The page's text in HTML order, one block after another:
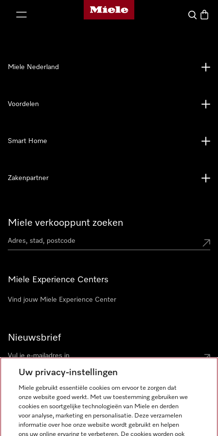
Homepage van Miele
Wat zoek
Miele verkooppunt zoeken
Miele Experience Centers
Vind jouw Miele Experience Center
Nieuwsbrief
Miele Nederland
Voordelen
Smart Home
Zakenpartner
Miele op Instagram
Miele op Facebook
Miele op Youtube
Uw privacy-instellingen
Miele gebruikt essentiële cookies om ervoor te zorgen dat
onze website goed werkt. Met uw toestemming gebruiken we
cookies en soortgelijke technologieën van Miele en derden
voor analyse, marketing en personalisatie. Deze verzamelen
informatie over hoe onze website wordt gebruikt en helpen
ons uw online ervaring te verbeteren. De cookies worden ook